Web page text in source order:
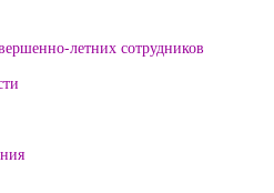
летних сотрудников